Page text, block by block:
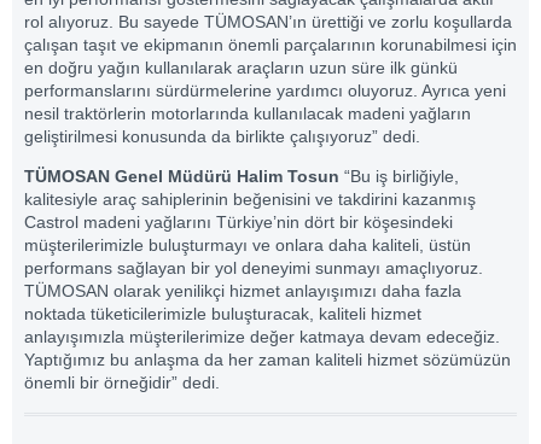
rol alıyoruz. Bu sayede TÜMOSAN’ın ürettiği ve zorlu koşullarda
çalışan taşıt ve ekipmanın önemli parçalarının korunabilmesi için
en doğru yağın kullanılarak araçların uzun süre ilk günkü
performanslarını sürdürmelerine yardımcı oluyoruz. Ayrıca yeni
nesil traktörlerin motorlarında kullanılacak madeni yağların
geliştirilmesi konusunda da birlikte çalışıyoruz” dedi.
TÜMOSAN Genel Müdürü Halim Tosun “Bu iş birliğiyle,
kalitesiyle araç sahiplerinin beğenisini ve takdirini kazanmış
Castrol madeni yağlarını Türkiye’nin dört bir köşesindeki
müşterilerimizle buluşturmayı ve onlara daha kaliteli, üstün
performans sağlayan bir yol deneyimi sunmayı amaçlıyoruz.
TÜMOSAN olarak yenilikçi hizmet anlayışımızı daha fazla
noktada tüketicilerimizle buluşturacak, kaliteli hizmet
anlayışımızla müşterilerimize değer katmaya devam edeceğiz.
Yaptığımız bu anlaşma da her zaman kaliteli hizmet sözümüzün
önemli bir örneğidir” dedi.